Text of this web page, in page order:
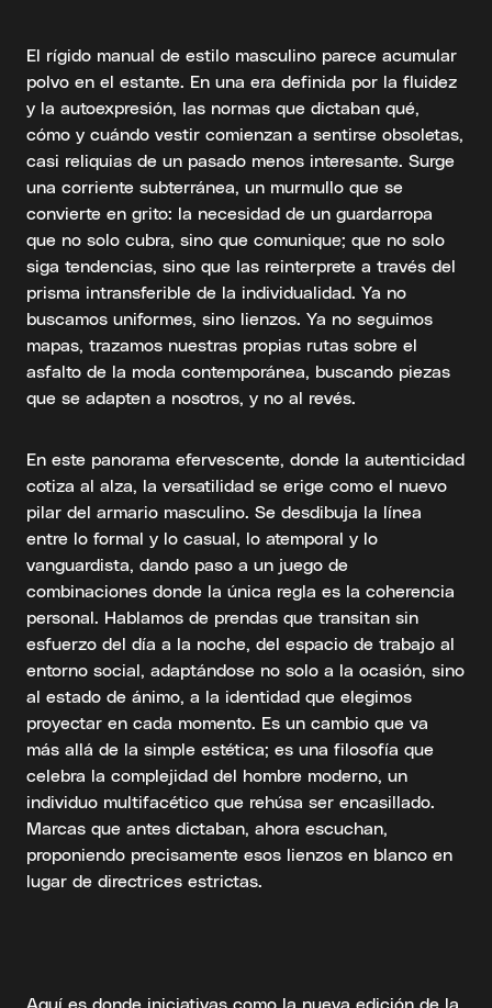
El rígido manual de estilo masculino parece acumular
polvo en el estante. En una era definida por la fluidez
y la autoexpresión, las normas que dictaban qué,
cómo y cuándo vestir comienzan a sentirse obsoletas,
casi reliquias de un pasado menos interesante. Surge
una corriente subterránea, un murmullo que se
convierte en grito: la necesidad de un guardarropa
que no solo cubra, sino que comunique; que no solo
siga tendencias, sino que las reinterprete a través del
prisma intransferible de la individualidad. Ya no
buscamos uniformes, sino lienzos. Ya no seguimos
mapas, trazamos nuestras propias rutas sobre el
asfalto de la moda contemporánea, buscando piezas
que se adapten a nosotros, y no al revés.
En este panorama efervescente, donde la autenticidad
cotiza al alza, la versatilidad se erige como el nuevo
pilar del armario masculino. Se desdibuja la línea
entre lo formal y lo casual, lo atemporal y lo
vanguardista, dando paso a un juego de
combinaciones donde la única regla es la coherencia
personal. Hablamos de prendas que transitan sin
esfuerzo del día a la noche, del espacio de trabajo al
entorno social, adaptándose no solo a la ocasión, sino
al estado de ánimo, a la identidad que elegimos
proyectar en cada momento. Es un cambio que va
más allá de la simple estética; es una filosofía que
celebra la complejidad del hombre moderno, un
individuo multifacético que rehúsa ser encasillado.
Marcas que antes dictaban, ahora escuchan,
proponiendo precisamente esos lienzos en blanco en
lugar de directrices estrictas.
Aquí es donde iniciativas como la nueva edición de la